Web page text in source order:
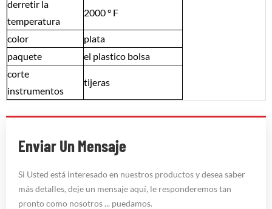
derretir la
temperatura
2000° F
color
plata
paquete
el plastico bolsa
corte
instrumentos
tijeras
Enviar Un Mensaje
Si Usted está interesado en nuestros productos y desea saber
más detalles, deje un mensaje aquí, le responderemos tan
pronto como nosotros ... puedamos.